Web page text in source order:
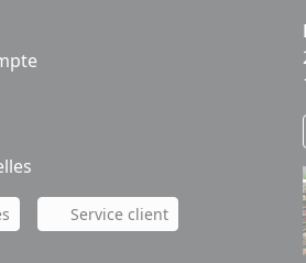
Service client